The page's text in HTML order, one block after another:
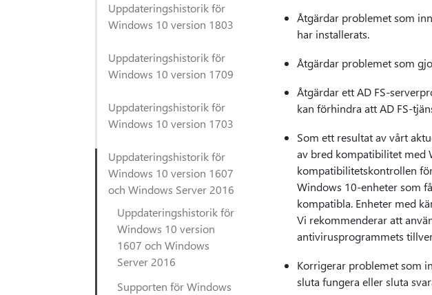
Uppdateringshistorik för
Windows 10 version 1803
Uppdateringshistorik för
Windows 10 version 1709
Uppdateringshistorik för
Windows 10 version 1703
Uppdateringshistorik för
Windows 10 version 1607
och Windows Server 2016
Uppdateringshistorik för
Windows 10 version
1607 och Windows
Server 2016
Supporten för Windows
Åtgärdar problemet som
har installerats.
Åtgärdar problemet som
Åtgärdar ett AD FS-
kan förhindra att AD FS-
Som ett resultat av vårt
av bred kompatibilitet med
kompatibilitetskontrollen
Windows 10-enheter som
kompatibla. Enheter med
Vi rekommenderar att
antivirusprogrammets
Korrigerar problemet som
sluta fungera eller sluta